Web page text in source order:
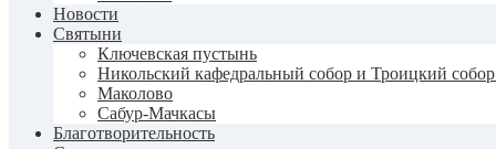
Новости
Святыни
Ключевская пустынь
Никольский кафедральный собор и Троицкий собор
Маколово
Сабур-Мачкасы
Благотворительность